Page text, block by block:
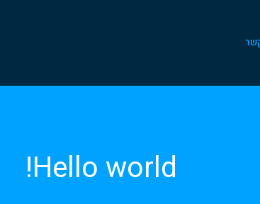
Hello world!